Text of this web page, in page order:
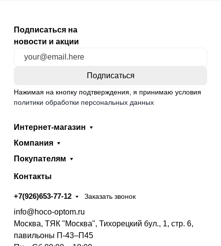
Подписаться на
новости и акции
Нажимая на кнопку подтверждения, я принимаю условия
политики обработки персональных данных
Интернет-магазин
Компания
Покупателям
Контакты
+7(926)653-77-12 Заказать звонок
info@hoco-optom.ru
Москва, ТЯК "Москва", Тихорецкий бул., 1, стр. 6,
павильоны П-43–П45